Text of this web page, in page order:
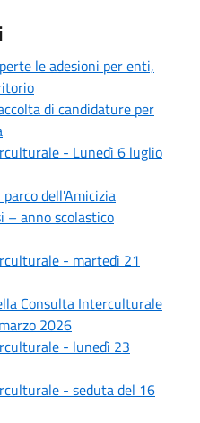
le adesioni per enti,
di candidature per
- Lunedì 6 luglio
dell'Amicizia
– anno scolastico
- martedì 21
Consulta Interculturale
2026
- lunedì 23
- seduta del 16